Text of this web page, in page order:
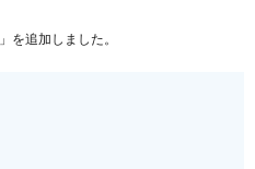
を追加しました。